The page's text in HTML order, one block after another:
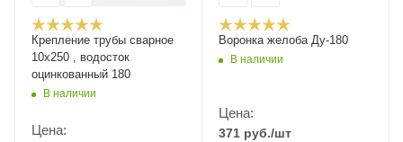
Крепление трубы сварное
10x250 , водосток
оцинкованный 180
В наличии
Цена:
Воронка желоба Ду-180
В наличии
Цена:
371 руб./шт